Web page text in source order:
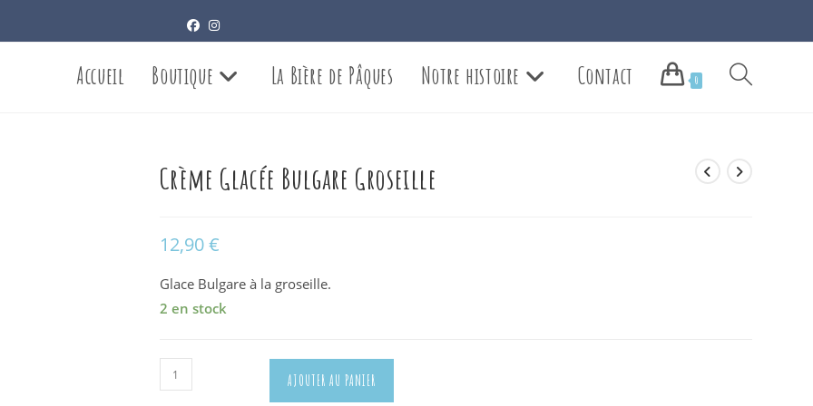
Accueil Boutique La Bière de Pâques Notre histoire Contact 0 Toggle
Crème Glacée Bulgare Groseille
12,90€
Glace Bulgare à la groseille.
2 en stock
quantité
de
AJOUTER AU PANIER